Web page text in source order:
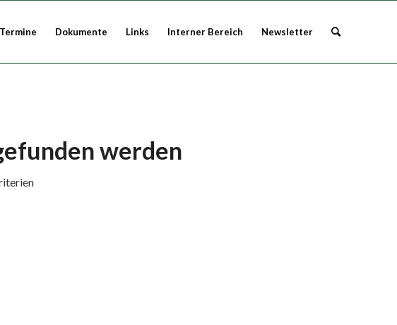
Termine Dokumente Links Interner Bereich Newsletter
werden